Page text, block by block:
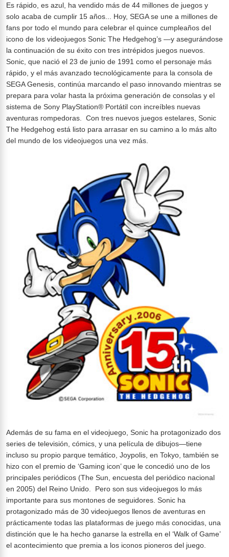
Es rápido, es azul, ha vendido más de 44 millones de juegos y
solo acaba de cumplir 15 años... Hoy, SEGA se une a millones de
fans por todo el mundo para celebrar el quince cumpleaños del
icono de los videojuegos Sonic The Hedgehog’s —y asegurándose
la continuación de su éxito con tres intrépidos juegos nuevos.
Sonic, que nació el 23 de junio de 1991 como el personaje más
rápido, y el más avanzado tecnológicamente para la consola de
SEGA Genesis, continúa marcando el paso innovando mientras se
prepara para volar hasta la próxima generación de consolas y el
sistema de Sony PlayStation® Portátil con increíbles nuevas
aventuras rompedoras. Con tres nuevos juegos estelares, Sonic
The Hedgehog está listo para arrasar en su camino a lo más alto
del mundo de los videojuegos una vez más.
Además de su fama en el videojuego, Sonic ha protagonizado dos
series de televisión, cómics, y una película de dibujos—tiene
incluso su propio parque temático, Joypolis, en Tokyo, también se
hizo con el premio de ‘Gaming icon’ que le concedió uno de los
principales periódicos (The Sun, encuesta del periódico nacional
en 2005) del Reino Unido. Pero son sus videojuegos lo más
importante para sus montones de seguidores. Sonic ha
protagonizado más de 30 videojuegos llenos de aventuras en
prácticamente todas las plataformas de juego más conocidas, una
distinción que le ha hecho ganarse la estrella en el ‘Walk of Game’
el acontecimiento que premia a los iconos pioneros del juego.